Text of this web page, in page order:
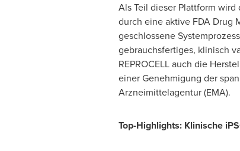
Als Teil dieser Plattform wird
durch eine aktive FDA Drug
geschlossene
gebrauchsfertiges, klinisch
REPROCELL auch die
einer Genehmigung der
Arzneimittelagentur (EMA).
Top-Highlights: Klinische